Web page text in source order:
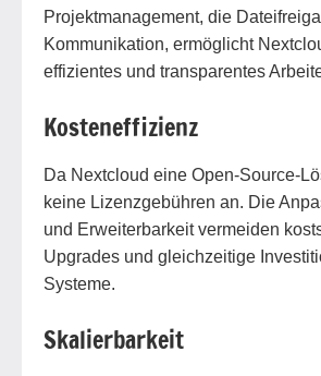
Projektmanagement, die
Kommunikation, ermöglicht
effizientes und transparentes
Kosteneffizienz
Da Nextcloud eine Open-Source-
keine Lizenzgebühren an. Die
und Erweiterbarkeit vermeiden
Upgrades und gleichzeitige
Systeme.
Skalierbarkeit